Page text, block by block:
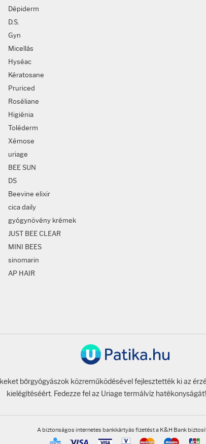
Dépiderm
D.S.
Gyn
Micellás
Hyséac
Kératosane
Pruriced
Roséliane
Higiénia
Toléderm
Xémose
uriage
BEE SUN
DS
Beevine elixir
cica daily
gyógynövény krémek
JUST BEE CLEAR
MINI BEES
sinomarin
AP HAIR
bőrgyógyászok közreműködésével fejlesztették ki az
kielégítéséért. Fedezze fel az Uriage termálvíz hatékonyságát!
A biztonságos internetes bankkártyás fizetést a K&H Bank